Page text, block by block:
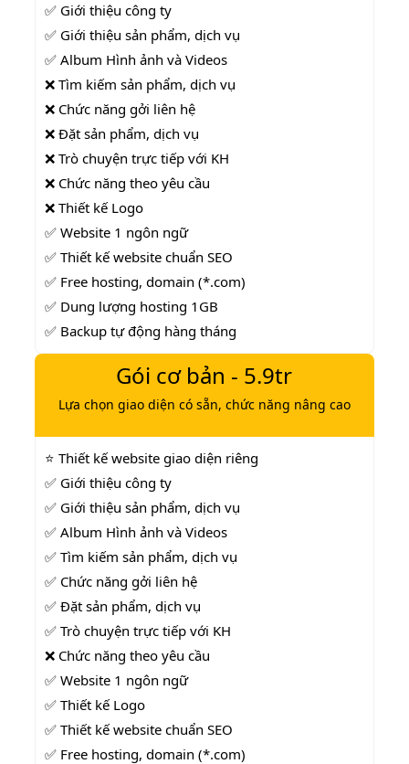
✅ Giới thiệu công ty
✅ Giới thiệu sản phẩm, dịch vụ
✅ Album Hình ảnh và Videos
❌ Tìm kiếm sản phẩm, dịch vụ
❌ Chức năng gởi liên hệ
❌ Đặt sản phẩm, dịch vụ
❌ Trò chuyện trực tiếp với KH
❌ Chức năng theo yêu cầu
❌ Thiết kế Logo
✅ Website 1 ngôn ngữ
✅ Thiết kế website chuẩn SEO
✅ Free hosting, domain (*.com)
✅ Dung lượng hosting 1GB
✅ Backup tự động hàng tháng
Gói cơ bản - 5.9tr
Lựa chọn giao diện có sẵn, chức năng nâng cao
⭐ Thiết kế website giao diện riêng
✅ Giới thiệu công ty
✅ Giới thiệu sản phẩm, dịch vụ
✅ Album Hình ảnh và Videos
✅ Tìm kiếm sản phẩm, dịch vụ
✅ Chức năng gởi liên hệ
✅ Đặt sản phẩm, dịch vụ
✅ Trò chuyện trực tiếp với KH
❌ Chức năng theo yêu cầu
✅ Website 1 ngôn ngữ
✅ Thiết kế Logo
✅ Thiết kế website chuẩn SEO
✅ Free hosting, domain (*.com)